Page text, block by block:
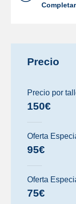
Precio
Precio por
150€
Oferta
95€
Oferta
75€